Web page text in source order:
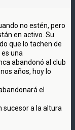
no estén, pero
en activo. Su
que lo tachen de
una
abandonó al club
años, hoy lo
el
sucesor a la altura